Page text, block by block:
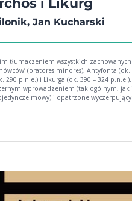
Jan Kucharski
tłumaczeniem wszystkich
(oratores minores), Antyfonta (ok.
290 p.n.e.) i Likurga (ok. 390 – 324 p.n.e.).
wprowadzeniem (tak ogólnym, jak
mowy) i opatrzone